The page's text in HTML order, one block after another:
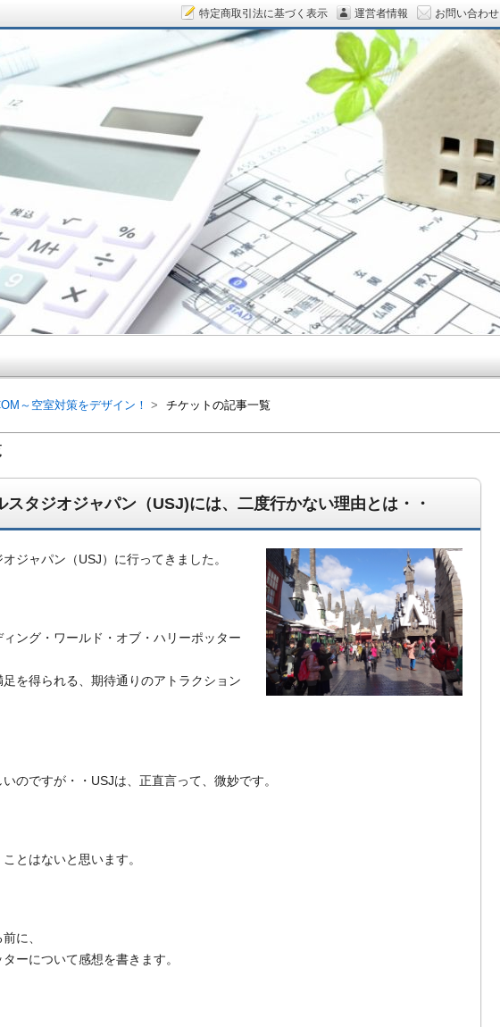
スタジオジャパン（USJ)には、二度行かない理由とは・・
ジャパン（USJ）に行ってきました。
ング・ワールド・オブ・ハリーポッター
を得られる、期待通りのアトラクション
のですが・・USJは、正直言って、微妙です。
とはないと思います。
に、
ーについて感想を書きます。
～空室対策をデザイン！ チケットの記事一覧
大家さん.COM～空室対策をデザイン！
応援！マンション経営、アパート経営の空室対策として、入居を促すリフォー
ット集客、コンセプト賃貸の導入を研究するブログ。絶好調な特区民泊、Amaz
の暮らしぶり、旅行業務取扱管理者、宅建等資格情報も。
特定商取引法に基づく表示 運営者情報 お問い合わせ